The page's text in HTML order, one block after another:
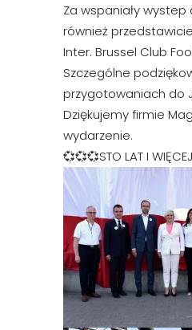
Za wspaniały wystep
również
Inter. Brussel Club
Szczególne
przygotowaniach do
Dziękujemy firmie
wydarzenie.
💞💞💞STO LAT I